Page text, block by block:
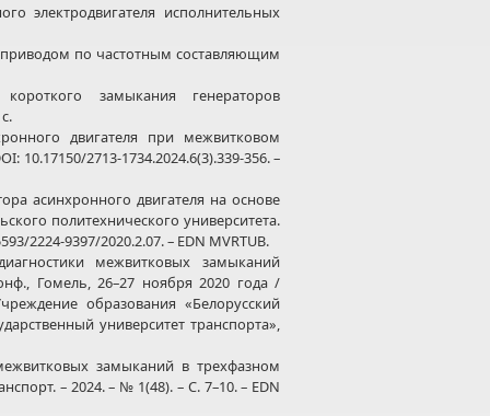
электродвигателя исполнительных
по частотным составляющим
замыкания генераторов
двигателя при межвитковом
10.17150/2713-1734.2024.6(3).339-356. –
асинхронного двигателя на основе
политехнического университета.
2224-9397/2020.2.07. – EDN MVRTUB.
межвитковых замыканий
Гомель, 26–27 ноября 2020 года /
образования «Белорусский
университет транспорта»,
замыканий в трехфазном
– 2024. – № 1(48). – С. 7–10. – EDN